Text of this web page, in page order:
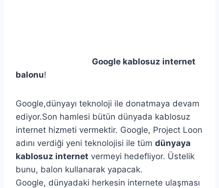
Google kablosuz internet
balonu!
Google,dünyayı teknoloji ile donatmaya devam
ediyor.Son hamlesi bütün dünyada kablosuz
internet hizmeti vermektir. Google, Project Loon
adını verdiği yeni teknolojisi ile tüm dünyaya
kablosuz internet vermeyi hedefliyor. Üstelik
bunu, balon kullanarak yapacak.
Google, dünyadaki herkesin internete ulaşması